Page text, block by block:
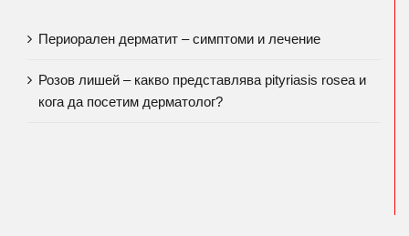
Периорален дерматит – симптоми и лечение
Розов лишей – какво представлява pityriasis rosea и
кога да посетим дерматолог?